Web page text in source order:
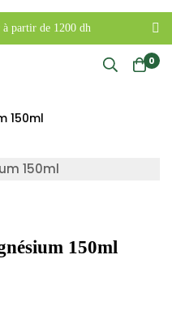
partir de 1200 dh
0
150ml
150ml